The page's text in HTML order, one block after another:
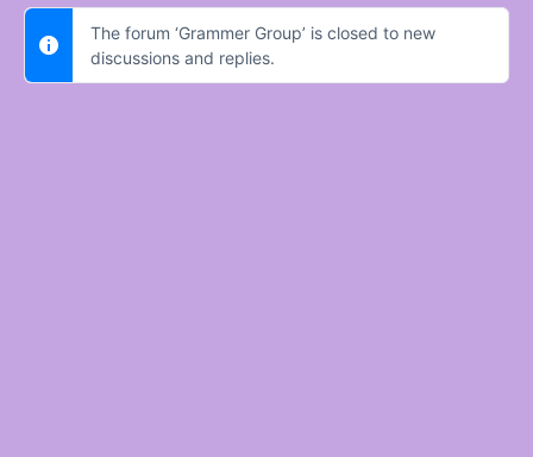
The forum ‘Grammer Group’ is closed to new
discussions and replies.